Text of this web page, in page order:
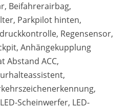
Beifahrerairbag,
Parkpilot hinten,
Regensensor,
Anhängekupplung
Abstand ACC,
Scheinwerfer, LED-